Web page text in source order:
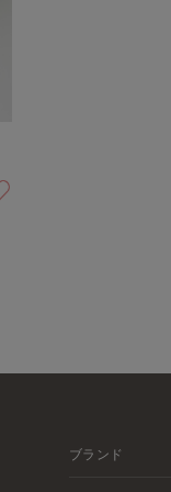
ブランド